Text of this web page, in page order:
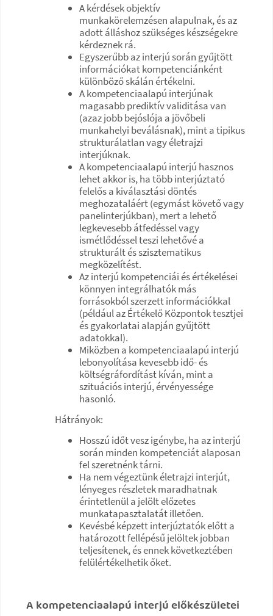
A kérdések objektív
munkakörelemzésen alapulnak, és az
adott álláshoz szükséges készségekre
kérdeznek rá.
Egyszerűbb az interjú során gyűjtött
információkat kompetenciánként
különböző skálán értékelni.
A kompetenciaalapú interjúnak
magasabb prediktív validitása van
(azaz jobb bejóslója a jövőbeli
munkahelyi beválásnak), mint a tipikus
strukturálatlan vagy életrajzi
interjúknak.
A kompetenciaalapú interjú hasznos
lehet akkor is, ha több interjúztató
felelős a kiválasztási döntés
meghozataláért (egymást követő vagy
panelinterjúkban), mert a lehető
legkevesebb átfedéssel vagy
ismétlődéssel teszi lehetővé a
strukturált és szisztematikus
megközelítést.
Az interjú kompetenciái és értékelései
könnyen integrálhatók más
forrásokból szerzett információkkal
(például az Értékelő Központok tesztjei
és gyakorlatai alapján gyűjtött
adatokkal).
Miközben a kompetenciaalapú interjú
lebonyolítása kevesebb idő- és
költségráfordítást kíván, mint a
szituációs interjú, érvényessége
hasonló.
Hátrányok:
Hosszú időt vesz igénybe, ha az interjú
során minden kompetenciát alaposan
fel szeretnénk tárni.
Ha nem végeztünk életrajzi interjút,
lényeges részletek maradhatnak
érintetlenül a jelölt előzetes
munkatapasztalatát illetően.
Kevésbé képzett interjúztatók előtt a
határozott fellépésű jelöltek jobban
teljesítenek, és ennek következtében
felülértékelhetik őket.
A kompetenciaalapú interjú előkészületei